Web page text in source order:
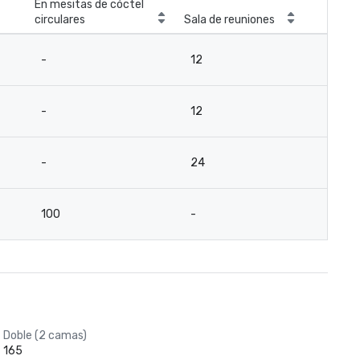
En mesitas de cóctel
circulares
Sala de reuniones
- 12
- 12
- 24
100 -
Doble (2 camas)
165